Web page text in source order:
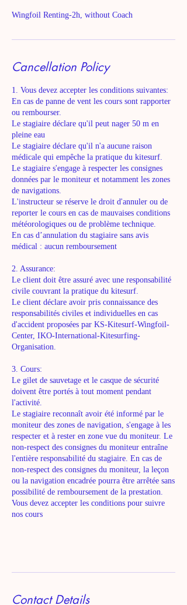
Wingfoil Renting-2h, without Coach
Cancellation Policy
1. Vous devez accepter les conditions suivantes:
En cas de panne de vent les cours sont rapporter
ou rembourser.
Le stagiaire déclare qu'il peut nager 50 m en
pleine eau
Le stagiaire déclare qu'il n'a aucune raison
médicale qui empêche la pratique du kitesurf.
Le stagiaire s'engage à respecter les consignes
données par le moniteur et notamment les zones
de navigations.
L'instructeur se réserve le droit d'annuler ou de
reporter le cours en cas de mauvaises conditions
météorologiques ou de problème technique.
En cas d’annulation du stagiaire sans avis
médical : aucun remboursement
2. Assurance:
Le client doit être assuré avec une responsabilité
civile couvrant la pratique du kitesurf.
Le client déclare avoir pris connaissance des
responsabilités civiles et individuelles en cas
d'accident proposées par KS-Kitesurf-Wingfoil-
Center, IKO-International-Kitesurfing-
Organisation.
3. Cours:
Le gilet de sauvetage et le casque de sécurité
doivent être portés à tout moment pendant
l'activité.
Le stagiaire reconnaît avoir été informé par le
moniteur des zones de navigation, s'engage à les
respecter et à rester en zone vue du moniteur. Le
non-respect des consignes du moniteur entraîne
l'entière responsabilité du stagiaire. En cas de
non-respect des consignes du moniteur, la leçon
ou la navigation encadrée pourra être arrêtée sans
possibilité de remboursement de la prestation.
Vous devez accepter les conditions pour suivre
nos cours
Contact Details